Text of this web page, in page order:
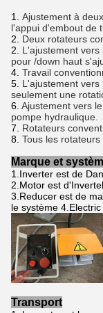
1. Ajustement à
l'appui d'embout de
2. Deux rotateurs
2. L'ajustement
pour /down haut
4. Travail
5. L'ajustement
seulement une
6. Ajustement vers
pompe hydraulique.
7. Rotateurs
8. Tous les
Marque et
1.Inverter est de
2.Motor est
3.Reducer est de
le système
Transport